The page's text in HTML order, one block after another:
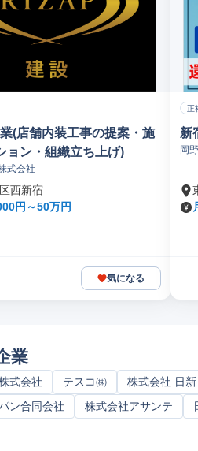
(店舗内装工事の提案・施
ョン・組織立ち上げ)
式会社
西新宿
円～50万円
気になる
正
新
岡
業
式会社 テスコ㈱ 株式会社 日新
ン合同会社
株式会社アサンテ